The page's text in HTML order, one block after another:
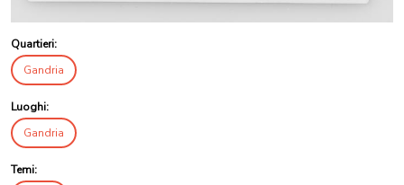
Quartieri:
Gandria
Luoghi:
Gandria
Temi: